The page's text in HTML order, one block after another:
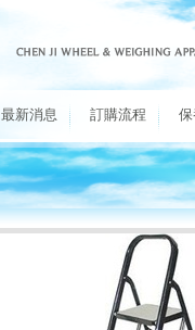
最新消息 訂購流程